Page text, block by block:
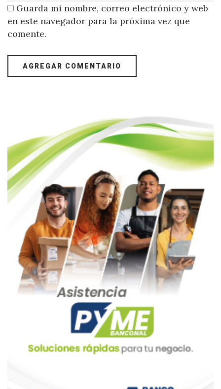
Guarda mi nombre, correo electrónico y web
en este navegador para la próxima vez que
comente.